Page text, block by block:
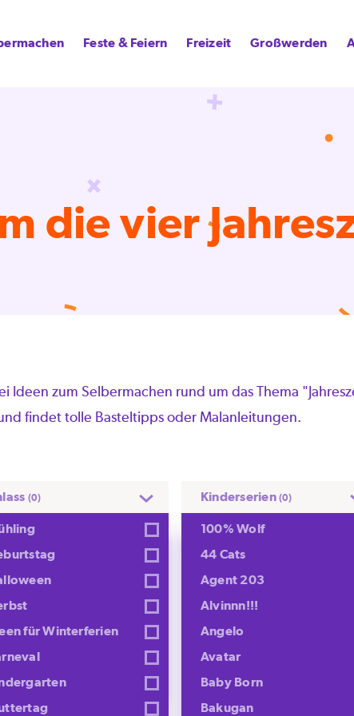
Feste & Feiern Freizeit Großwerden
die vier
Ideen zum Selbermachen rund um das Thema
findet tolle Basteltipps oder Malanleitungen.
(0)
für Winterferien
Kinderserien (0)
100% Wolf
44 Cats
Agent 203
Alvinnn!!!
Angelo
Avatar
Baby Born
Bakugan
Familie